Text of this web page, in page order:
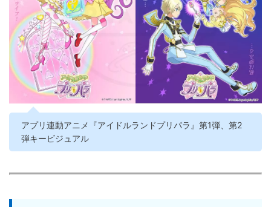
アプリ連動アニメ『アイドルランドプリパラ』第1弾、第2
弾キービジュアル